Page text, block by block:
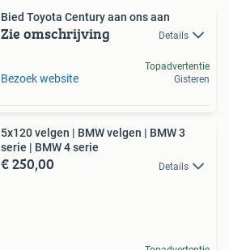
Bied Toyota Century aan ons aan
Zie omschrijving Details
Bezoek website
Topadvertentie
Gisteren
5x120 velgen | BMW velgen | BMW 3
serie | BMW 4 serie
€ 250,00 Details